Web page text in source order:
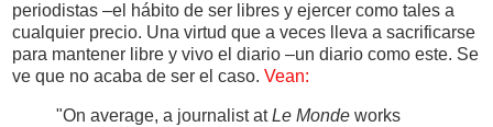
periodistas –el hábito de ser libres y ejercer como tales a
cualquier precio. Una virtud que a veces lleva a sacrificarse
para mantener libre y vivo el diario –un diario como este. Se
ve que no acaba de ser el caso. Vean:
"On average, a journalist atLe Monde works